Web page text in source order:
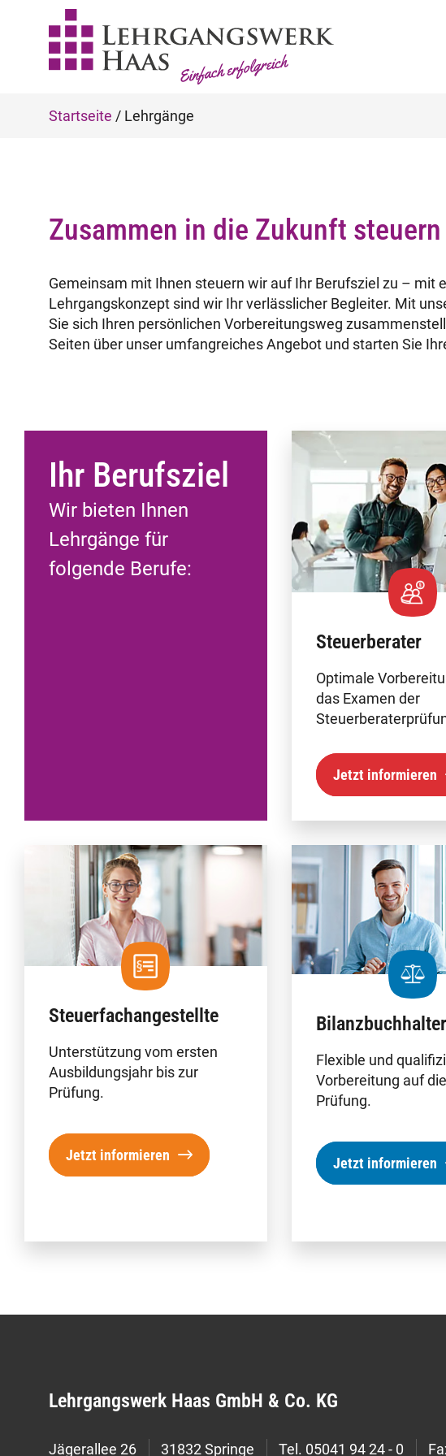
Startseite / Lehrgänge
Zusammen in die Zukunft steuern
Gemeinsam mit Ihnen steuern wir auf Ihr Berufsziel zu – mit
Lehrgangskonzept sind wir Ihr verlässlicher Begleiter. Mit
Sie sich Ihren persönlichen Vorbereitungsweg
Seiten über unser umfangreiches Angebot und starten Sie
Ihr Berufsziel
Wir bieten Ihnen
Lehrgänge für
folgende Berufe:
Steuerberater
Optimale
das Examen der
Jetzt informieren
Steuerfachangestellte
Unterstützung vom ersten
Ausbildungsjahr bis zur
Prüfung.
Jetzt informieren
Bilanzbuchhalter
Flexible und
Vorbereitung auf
Prüfung.
Jetzt informieren
Lehrgangswerk Haas GmbH & Co. KG
Jägerallee 26 31832 Springe Tel. 05041 94 24 - 0